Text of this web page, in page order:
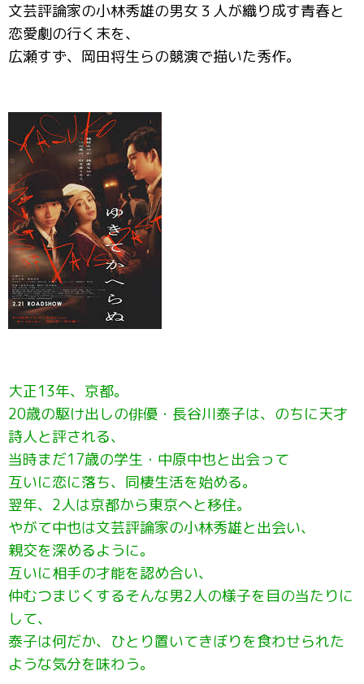
文芸評論家の小林秀雄の男女３人が織り成す青春と
恋愛劇の行く末を、
広瀬すず、岡田将生らの競演で描いた秀作。
大正13年、京都。
20歳の駆け出しの俳優・長谷川泰子は、のちに天才
詩人と評される、
当時まだ17歳の学生・中原中也と出会って
互いに恋に落ち、同棲生活を始める。
翌年、2人は京都から東京へと移住。
やがて中也は文芸評論家の小林秀雄と出会い、
親交を深めるように。
互いに相手の才能を認め合い、
仲むつまじくするそんな男2人の様子を目の当たりに
して、
泰子は何だか、ひとり置いてきぼりを食わせられた
ような気分を味わう。